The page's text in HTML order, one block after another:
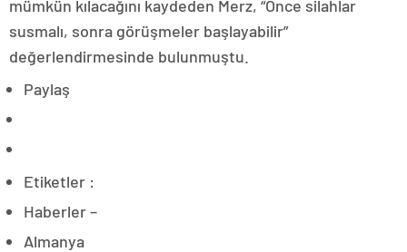
mümkün kılacağını kaydeden Merz, “Önce silahlar
susmalı, sonra görüşmeler başlayabilir”
değerlendirmesinde bulunmuştu.
Paylaş
Etiketler :
Haberler –
Almanya